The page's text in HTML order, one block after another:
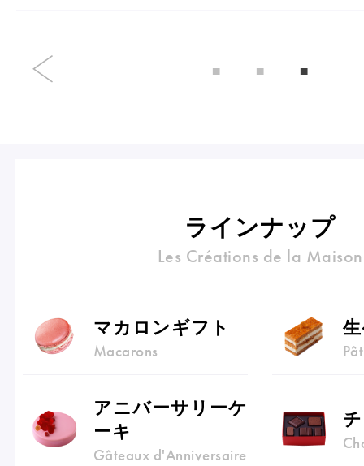
お知らせ
ラインナップ
Les Créations de la Maison
マカロンギフト
Macarons
アニバーサリーケ
ーキ
Gâteaux d'Anniversaire